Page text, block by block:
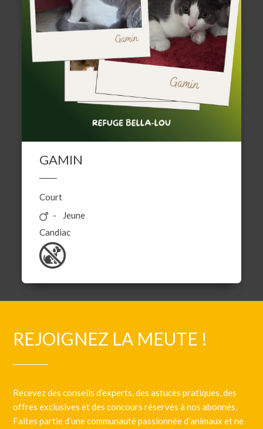
GAMIN
Court
Jeune
Candiac
REJOIGNEZ LA MEUTE !
Recevez des conseils d’experts, des astuces pratiques, des
offres exclusives et des concours réservés à nos abonnés.
Faites partie d’une communauté passionnée d’animaux et ne